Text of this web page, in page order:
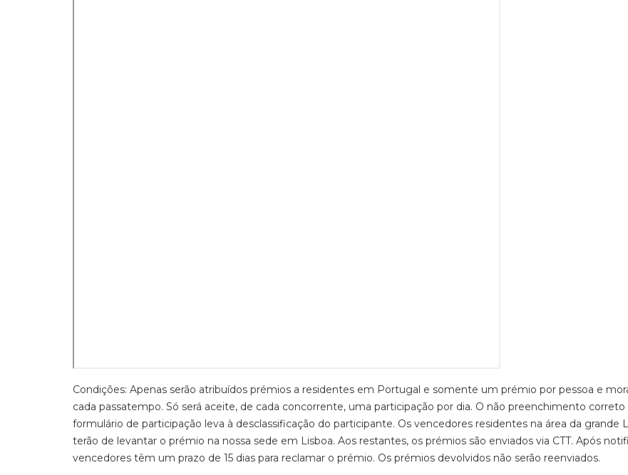
Condições: Apenas serão atribuídos prémios a residentes em Portugal e somente um prémio por pessoa e
cada passatempo. Só será aceite, de cada concorrente, uma participação por dia. O não preenchimento correto
formulário de participação leva à desclassificação do participante. Os vencedores residentes na área da grande
terão de levantar o prémio na nossa sede em Lisboa. Aos restantes, os prémios são enviados via CTT. Após
vencedores têm um prazo de 15 dias para reclamar o prémio. Os prémios devolvidos não serão reenviados.